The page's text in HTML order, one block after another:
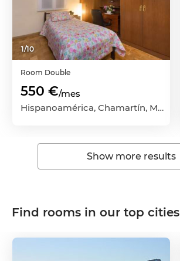
1/10
Room Double
550 €/mes
Hispanoamérica, Chamartín, Madrid Capital, Madrid
Show more results
Find rooms in our top cities